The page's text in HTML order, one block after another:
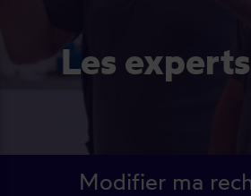
Les experts du volet
Modifier ma